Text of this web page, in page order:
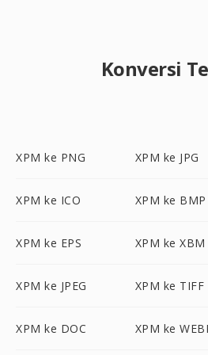
Konversi
XPM ke PNG XPM ke JPG
XPM ke ICO XPM ke BMP
XPM ke EPS XPM ke XBM
XPM ke JPEG XPM ke TIFF
XPM ke DOC XPM ke